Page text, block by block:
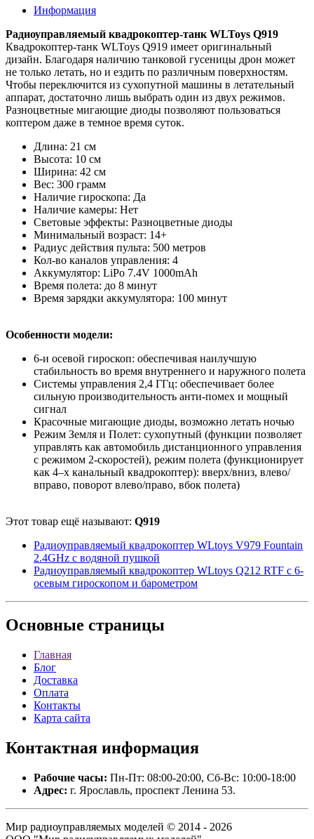
Информация
Радиоуправляемый квадрокоптер-танк WLToys Q919
Квадрокоптер-танк WLToys Q919 имеет оригинальный
дизайн. Благодаря наличию танковой гусеницы дрон может
не только летать, но и ездить по различным поверхностям.
Чтобы переключится из сухопутной машины в летательный
аппарат, достаточно лишь выбрать один из двух режимов.
Разноцветные мигающие диоды позволяют пользоваться
коптером даже в темное время суток.
Длина: 21 см
Высота: 10 см
Ширина: 42 см
Вес: 300 грамм
Наличие гироскопа: Да
Наличие камеры: Нет
Световые эффекты: Разноцветные диоды
Минимальный возраст: 14+
Радиус действия пульта: 500 метров
Кол-во каналов управления: 4
Аккумулятор: LiPo 7.4V 1000mAh
Время полета: до 8 минут
Время зарядки аккумулятора: 100 минут
Особенности модели:
6-и осевой гироскоп: обеспечивая наилучшую
стабильность во время внутреннего и наружного полета
Системы управления 2,4 ГГц: обеспечивает более
сильную производительность анти-помех и мощный
сигнал
Красочные мигающие диоды, возможно летать ночью
Режим Земля и Полет: сухопутный (функции позволяет
управлять как автомобиль дистанционного управления
с режимом 2-скоростей), режим полета (функционирует
как 4–х канальный квадрокоптер): вверх/вниз, влево/
вправо, поворот влево/право, вбок полета)
Этот товар ещё называют: Q919
Радиоуправляемый квадрокоптер WLtoys V979 Fountain
2.4GHz с водяной пушкой
Радиоуправляемый квадрокоптер WLtoys Q212 RTF с 6-
осевым гироскопом и барометром
Основные страницы
Главная
Блог
Доставка
Оплата
Контакты
Карта сайта
Контактная информация
Рабочие часы: Пн-Пт: 08:00-20:00, Сб-Вс: 10:00-18:00
Адрес: г. Ярославль, проспект Ленина 53.
Мир радиоуправляемых моделей © 2014 - 2026